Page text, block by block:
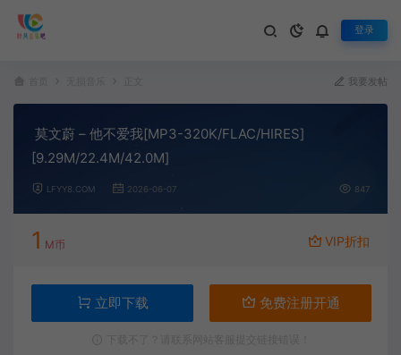
登录
我要发帖
莫文蔚 – 他不爱我[MP3-320K/FLAC/HIRES]
[9.29M/22.4M/42.0M]
LFYY8.COM 2026-06-07 847
1 M币 VIP折扣
立即下载 免费注册开通